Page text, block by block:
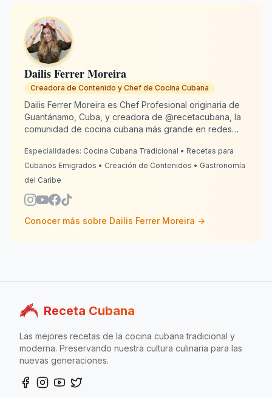
Dailis Ferrer Moreira
Creadora de Contenido y Chef de Cocina Cubana
Dailis Ferrer Moreira es Chef Profesional originaria de
Guantánamo, Cuba, y creadora de @recetacubana, la
comunidad de cocina cubana más grande en redes
España, donde reside desde 2020, se dedica a
mantener viva la tradición culinaria cubana para
emigrados alrededor del mundo. Con 13 años de
creatividad para que cada plato sepa "como lo hacía la
digital: donde la nostalgia se convierte en el sabor que
Especialidades: Cocina Cubana Tradicional • Recetas para
Cubanos Emigrados • Creación de Contenidos • Gastronomía
del Caribe
Conocer más sobre Dailis Ferrer Moreira →
Receta Cubana
Las mejores recetas de la cocina cubana tradicional y
moderna. Preservando nuestra cultura culinaria para las
nuevas generaciones.